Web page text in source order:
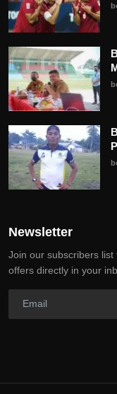
Newsletter
Join our subscribers
offers directly in your